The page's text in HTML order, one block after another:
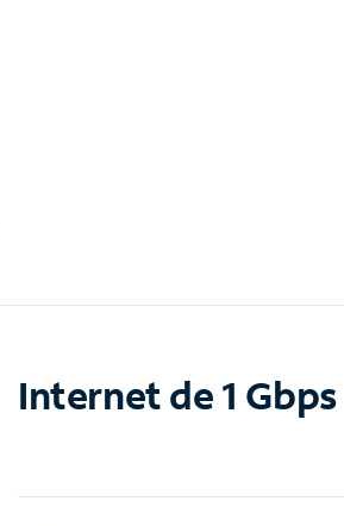
Internet de 1 Gbps